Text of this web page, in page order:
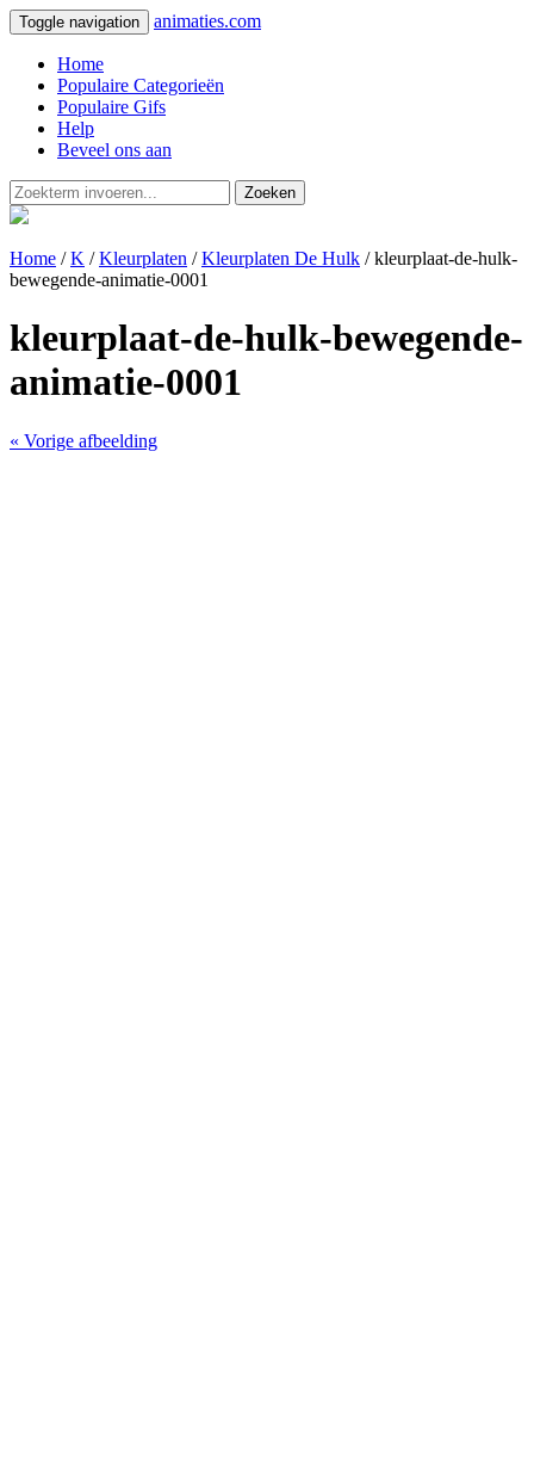
Toggle navigation animaties.com
Home
Populaire Categorieën
Populaire Gifs
Help
Beveel ons aan
Zoeken
Home /K /Kleurplaten /Kleurplaten De Hulk / kleurplaat-de-hulk-
bewegende-animatie-0001
kleurplaat-de-hulk-bewegende-
animatie-0001
« Vorige afbeelding